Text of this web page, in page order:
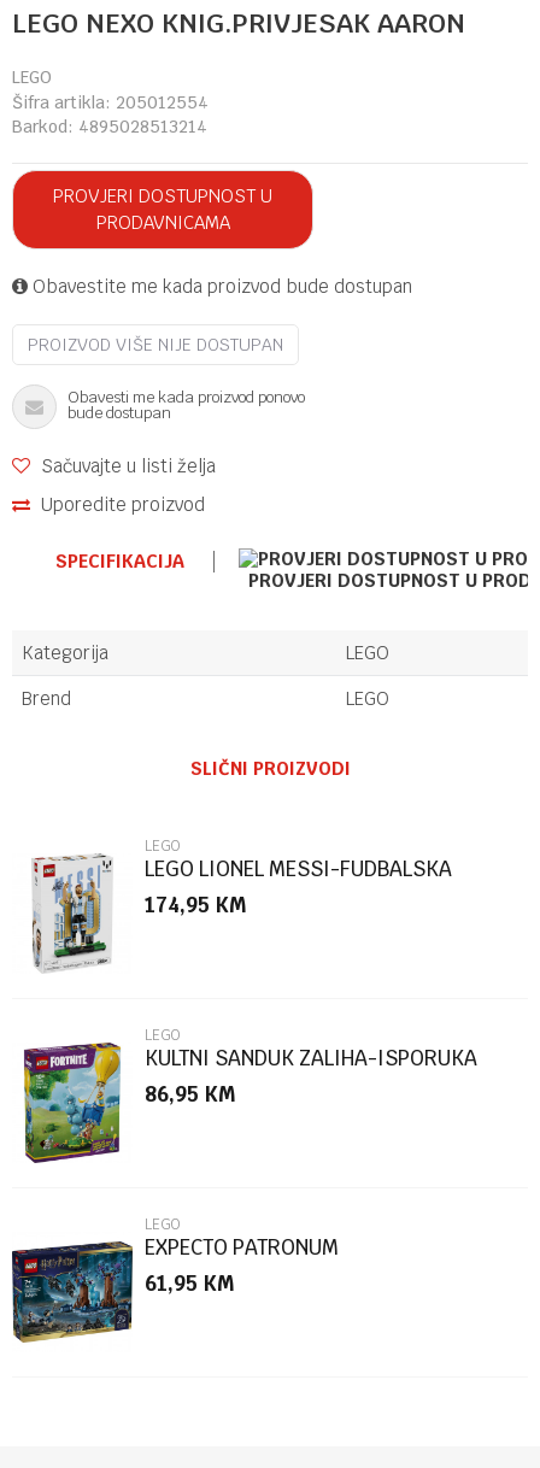
LEGO NEXO KNIG.PRIVJESAK AARON
LEGO
Šifra artikla: 205012554
Barkod: 4895028513214
PROVJERI DOSTUPNOST U
PRODAVNICAMA
Obavestite me kada proizvod bude dostupan
PROIZVOD VIŠE NIJE DOSTUPAN
Obavesti me kada proizvod ponovo
bude dostupan
Sačuvajte u listi želja
Uporedite proizvod
SPECIFIKACIJA
PROVJERI DOSTUPNOST U
Kategorija
LEGO
Brend
LEGO
Poruka
POŠALJI
SLIČNI PROIZVODI
LEGO
LEGO LIONEL MESSI-FUDBALSKA
LEGENDA
174,95 KM
LEGO
KULTNI SANDUK ZALIHA-ISPORUKA
86,95 KM
LEGO
EXPECTO PATRONUM
61,95 KM